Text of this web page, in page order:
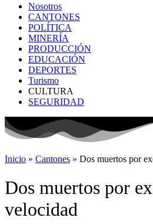
Nosotros
CANTONES
POLÍTICA
MINERÍA
PRODUCCIÓN
EDUCACIÓN
DEPORTES
Turismo
CULTURA
SEGURIDAD
Inicio » Cantones » Dos muertos por
Dos muertos por
velocidad